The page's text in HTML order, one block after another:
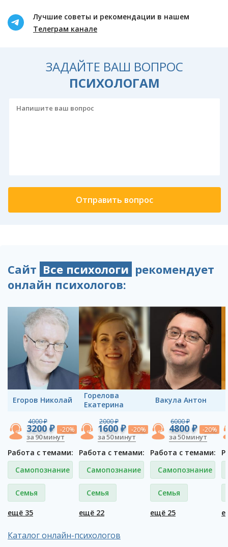
Лучшие советы и рекомендации в нашем
Телеграм канале
ЗАДАЙТЕ ВАШ ВОПРОС
ПСИХОЛОГАМ
Сайт Все психологи рекомендует
онлайн психологов:
Егоров Николай
4000 ₽
3200 ₽ -20%
за 90 минут
Работа с темами:
Самопознание
Семья
ещё 35
Горелова
Екатерина
2000 ₽
1600 ₽ -20%
за 50 минут
Работа с темами:
Самопознание
Семья
ещё 22
Вакула Антон
6000 ₽
4800 ₽ -20%
за 50 минут
Работа с темами:
Самопознание
Семья
ещё 25
Каталог онлайн-психологов